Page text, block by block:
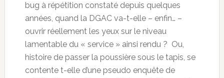
bug à répétition constaté depuis quelques
années, quand la DGAC va-t-elle – enfin… –
ouvrir réellement les yeux sur le niveau
lamentable du « service » ainsi rendu ? Ou,
histoire de passer la poussière sous le tapis, se
contente t-elle d’une pseudo enquête de